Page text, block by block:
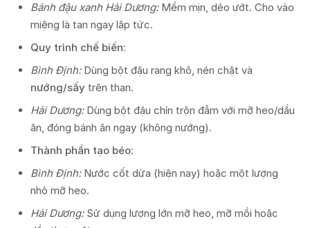
Bánh đậu xanh Hải Dương:Mềm mịn, dẻo ướt. Cho vào
miệng là tan ngay lập tức.
Quy trình chế biến:
Bình Định:Dùng bột đậu rang khô, nén chặt và
nướng/sấy trên than.
Hải Dương:Dùng bột đậu chín trộn đẫm với mỡ heo/dầu
ăn, đóng bánh ăn ngay (không nướng).
Thành phần tạo béo:
Bình Định:Nước cốt dừa (hiện nay) hoặc một lượng
nhỏ mỡ heo.
Hải Dương:Sử dụng lượng lớn mỡ heo, mỡ mồi hoặc